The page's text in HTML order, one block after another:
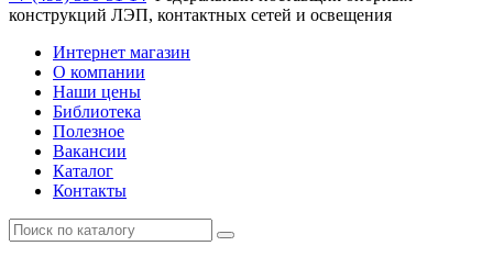
конструкций ЛЭП, контактных сетей и освещения
Интернет магазин
О компании
Наши цены
Библиотека
Полезное
Вакансии
Каталог
Контакты